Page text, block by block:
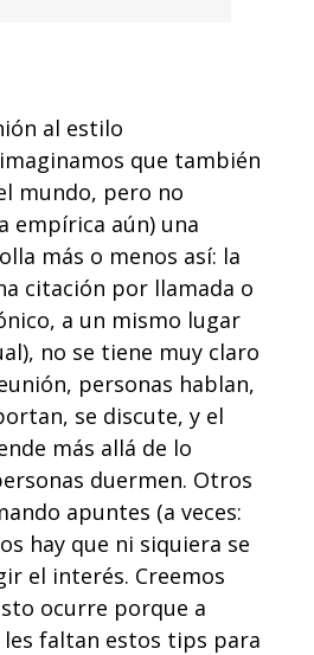
al estilo
que también
mundo, pero no
empírica aún) una
más o menos así: la
citación por llamada o
a un mismo lugar
no se tiene muy claro
personas hablan,
se discute, y el
más allá de lo
duermen. Otros
apuntes (a veces:
hay que ni siquiera se
el interés. Creemos
ocurre porque a
les faltan estos tips para